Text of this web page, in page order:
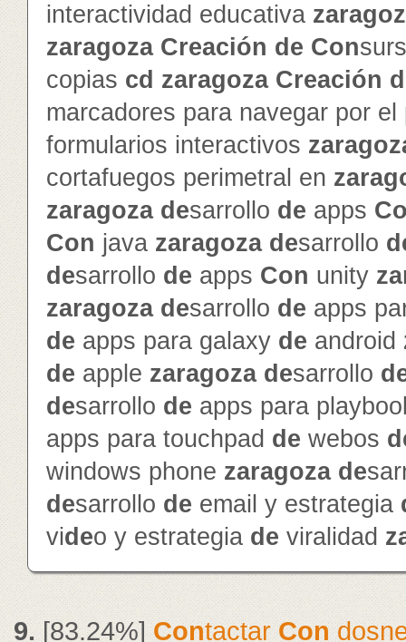
interactividad educativa
zaragoza Creación de Con
copias cd zaragoza Creación
marcadores para navegar por
formularios interactivos
cortafuegos perimetral en
zaragoza desarrollo de apps
Con java zaragoza desarrollo
desarrollo de apps Con unity
zaragoza desarrollo de apps
de apps para galaxy de android
de apple zaragoza desarrollo
desarrollo de apps para
apps para touchpad de webos
windows phone zaragoza de
desarrollo de email y estrategia
video y estrategia de viralidad
9. [83.24%]ContactarCon